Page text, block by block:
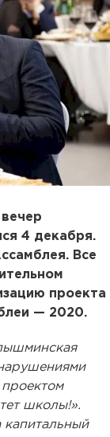
4 декабря.
Все
проекта
— 2020.
школы!».
капитальный